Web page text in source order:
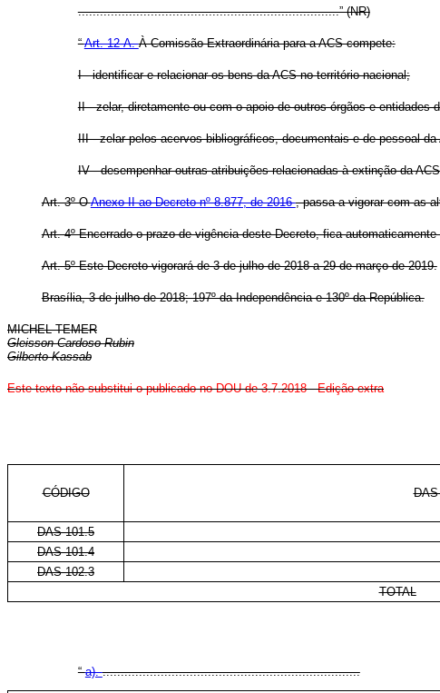
........................................................................” (NR)
“Art. 12-A.À Comissão Extraordinária para a ACS compete:
I - identificar e relacionar os bens da ACS no território nacional;
II - zelar, diretamente ou com o apoio de outros órgãos e entidades
III - zelar pelos acervos bibliográficos, documentais e de pessoal
IV - desempenhar outras atribuições relacionadas à extinção da
Art. 3º OAnexo II ao Decreto nº 8.877, de 2016, passa a vigorar com as
Art. 4º Encerrado o prazo de vigência deste Decreto, fica
Art. 5º Este Decreto vigorará de 3 de julho de 2018 a 29 de março de 2019.
Brasília, 3 de julho de 2018; 197º da Independência e 130º da República.
MICHEL TEMER
Gleisson Cardoso Rubin
Gilberto Kassab
Este texto não substitui o publicado no DOU de 3.7.2018 - Edição extra
CÓDIGO
DAS 101.5
DAS 101.4
DAS 102.3
TOTAL
“a)........................................................................